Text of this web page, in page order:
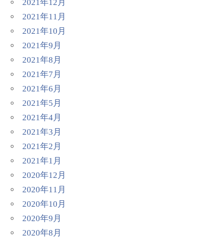
2021年12月
2021年11月
2021年10月
2021年9月
2021年8月
2021年7月
2021年6月
2021年5月
2021年4月
2021年3月
2021年2月
2021年1月
2020年12月
2020年11月
2020年10月
2020年9月
2020年8月